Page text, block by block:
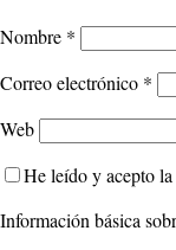
Nombre *
Correo electrónico *
Web
He leído y acepto la
Información básica